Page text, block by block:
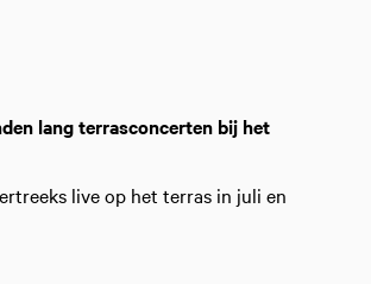
lang terrasconcerten bij het
live op het terras in juli en